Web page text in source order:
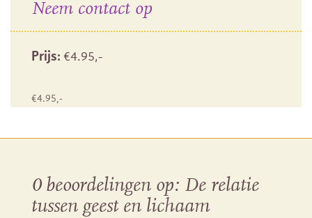
Neem contact op
Prijs: €4.95,-
€4.95,-
0 beoordelingen op: De relatie
tussen geest en lichaam